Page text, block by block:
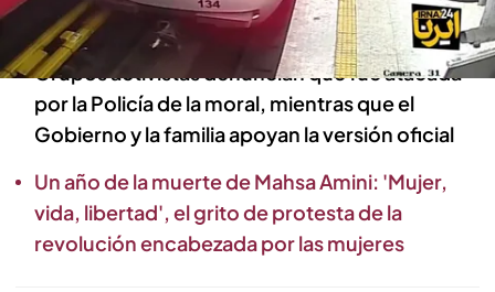
sin llevar el velo, ha muerto
Grupos activistas denuncian que fue atacada
por la Policía de la moral, mientras que el
Gobierno y la familia apoyan la versión oficial
Un año de la muerte de Mahsa Amini: 'Mujer,
vida, libertad', el grito de protesta de la
revolución encabezada por las mujeres